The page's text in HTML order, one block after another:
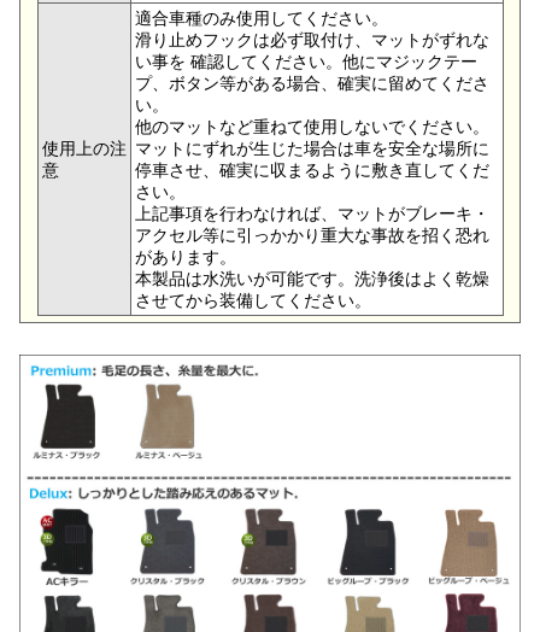
使用上の注
意
適合車種のみ使用してください。
滑り止めフックは必ず取付け、マットがずれな
い事を 確認してください。他にマジックテー
プ、ボタン等がある場合、確実に留めてくださ
い。
他のマットなど重ねて使用しないでください。
マットにずれが生じた場合は車を安全な場所に
停車させ、確実に収まるように敷き直してくだ
さい。
上記事項を行わなければ、マットがブレーキ・
アクセル等に引っかかり重大な事故を招く恐れ
があります。
本製品は水洗いが可能です。洗浄後はよく乾燥
させてから装備してください。